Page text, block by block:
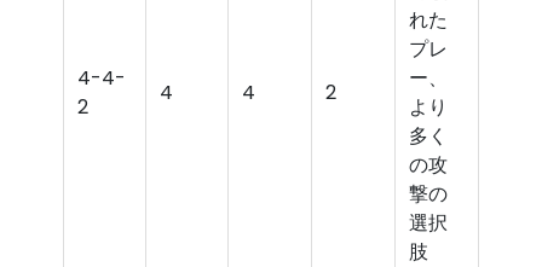
4-4-
2
4 4 2
れた
プレ
ー、
より
多く
の攻
撃の
選択
肢